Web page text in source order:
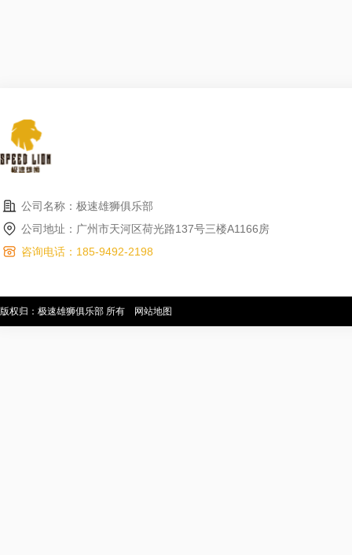
公司名称：极速雄狮俱乐部
公司地址：广州市天河区荷光路137号三楼A1166房
咨询电话：185-9492-2198
版权归：极速雄狮俱乐部 所有 网站地图